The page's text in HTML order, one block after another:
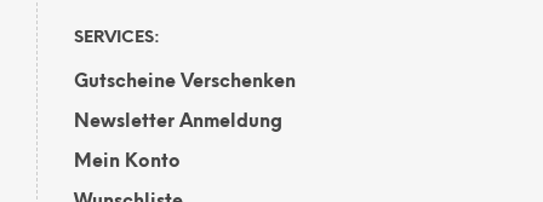
SERVICES:
Gutscheine Verschenken
Newsletter Anmeldung
Mein Konto